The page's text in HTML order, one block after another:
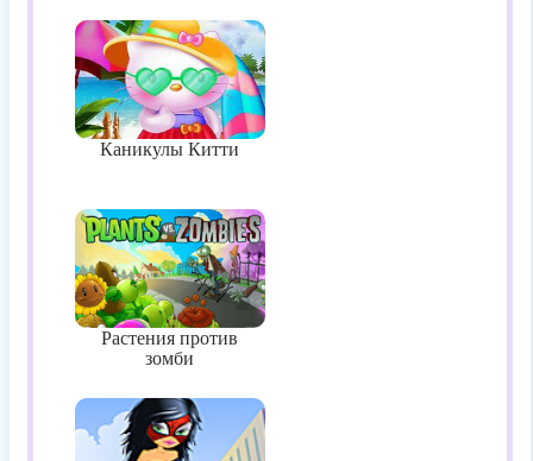
Каникулы Китти
Растения против
зомби